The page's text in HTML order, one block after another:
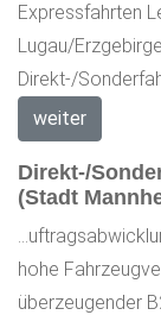
Expressfahrten
Lugau/
Direkt-/
weiter
Direkt-/
(Stadt
hohe
überzeugender